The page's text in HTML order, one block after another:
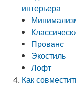
интерьера
Прованс
Экостиль
Лофт
Как